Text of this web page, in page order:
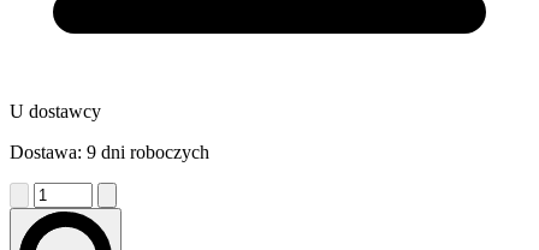
U dostawcy
Dostawa: 9 dni roboczych